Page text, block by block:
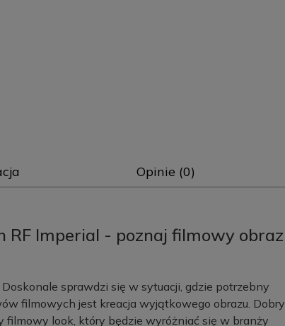
Opinie (0)
RF Imperial - poznaj filmowy obraz
sprawdzi się w sytuacji, gdzie potrzebny
filmowych jest kreacja wyjątkowego obrazu. Dobry
look, który będzie wyróżniać się w branży